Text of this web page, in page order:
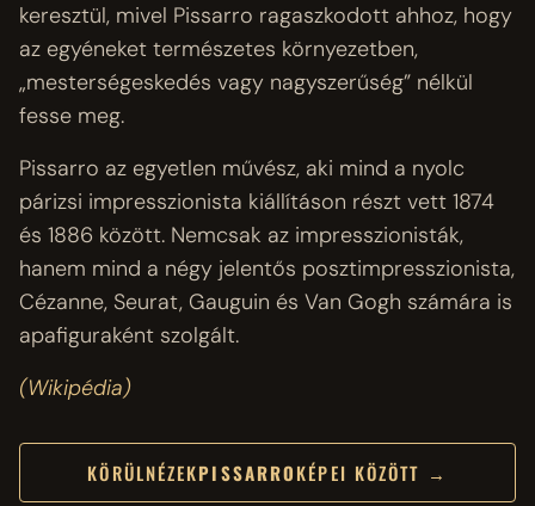
keresztül, mivel Pissarro ragaszkodott ahhoz, hogy
az egyéneket természetes környezetben,
„mesterségeskedés vagy nagyszerűség” nélkül
fesse meg.
Pissarro az egyetlen művész, aki mind a nyolc
párizsi impresszionista kiállításon részt vett 1874
és 1886 között. Nemcsak az impresszionisták,
hanem mind a négy jelentős posztimpresszionista,
Cézanne, Seurat, Gauguin és Van Gogh számára is
apafiguraként szolgált.
(Wikipédia)
KÖRÜLNÉZEKPISSARROKÉPEI KÖZÖTT →